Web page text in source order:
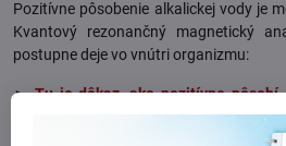
Pozitívne pôsobenie alkalickej vody je
Kvantový rezonančný magnetický
postupne deje vo vnútri organizmu:
►Tu je dôkaz, ako pozitívne pôsobí